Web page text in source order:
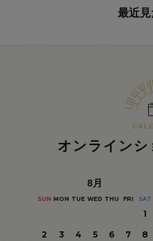
最近
オンラインシ
8月
SUN MON TUE WED THU FRI SAT
1
2
3 4 5 6 7
8